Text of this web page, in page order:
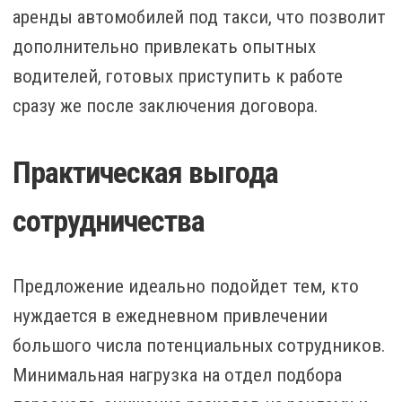
аренды автомобилей под такси, что позволит
дополнительно привлекать опытных
водителей, готовых приступить к работе
сразу же после заключения договора.
Практическая выгода
сотрудничества
Предложение идеально подойдет тем, кто
нуждается в ежедневном привлечении
большого числа потенциальных сотрудников.
Минимальная нагрузка на отдел подбора